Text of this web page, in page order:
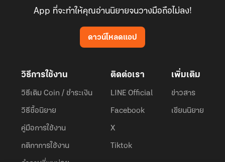
App ที่จะทำให้คุณอ่านนิยายจนวางมือถือไม่ลง!
ดาวน์โหลดแอป
วิธีการใช้งาน
วิธีเติม Coin / ชำระเงิน
วิธีซื้อนิยาย
คู่มือการใช้งาน
กติกาการใช้งาน
ติดต่อเรา
LINE Official
Facebook
X
Tiktok
เพิ่มเติม
ข่าวสาร
เขียนนิยาย